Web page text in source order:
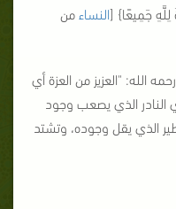
لِلَّهِ جَمِيعًا} [النساء من
الله: "العزيز من العزة أي
النادر الذي يصعب وجود
الذي يقل وجوده، وتشتد